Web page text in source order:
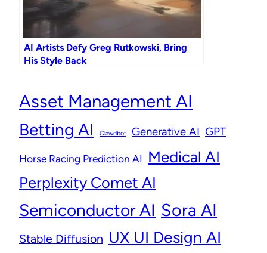
AI Artists Defy Greg Rutkowski, Bring
His Style Back
Asset Management AI
Betting AI Clawdbot Generative AI GPT
Horse Racing Prediction AI Medical AI
Perplexity Comet AI
Semiconductor AI Sora AI
Stable Diffusion UX UI Design AI